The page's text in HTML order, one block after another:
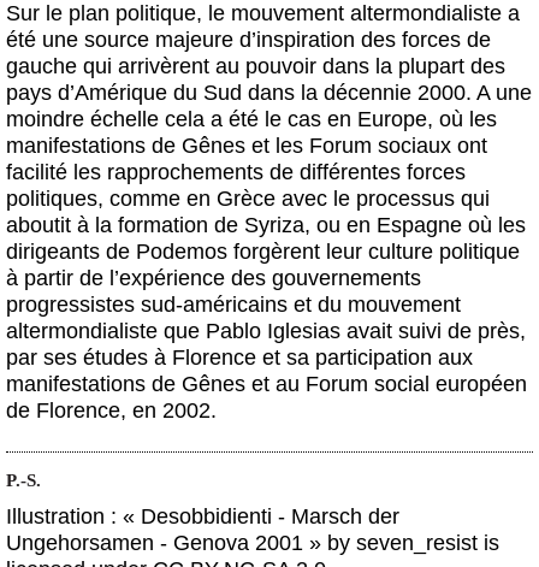
Sur le plan politique, le mouvement altermondialiste a
été une source majeure d’inspiration des forces de
gauche qui arrivèrent au pouvoir dans la plupart des
pays d’Amérique du Sud dans la décennie 2000. A une
moindre échelle cela a été le cas en Europe, où les
manifestations de Gênes et les Forum sociaux ont
facilité les rapprochements de différentes forces
politiques, comme en Grèce avec le processus qui
aboutit à la formation de Syriza, ou en Espagne où les
dirigeants de Podemos forgèrent leur culture politique
à partir de l’expérience des gouvernements
progressistes sud-américains et du mouvement
altermondialiste que Pablo Iglesias avait suivi de près,
par ses études à Florence et sa participation aux
manifestations de Gênes et au Forum social européen
de Florence, en 2002.
P.-S.
Illustration : « Desobbidienti - Marsch der
Ungehorsamen - Genova 2001 » by seven_resist is